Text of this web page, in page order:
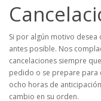
Si por algún motivo
antes posible. Nos
cancelaciones siempre
pedido o se prepare para
ocho horas de
cambio en su orden.